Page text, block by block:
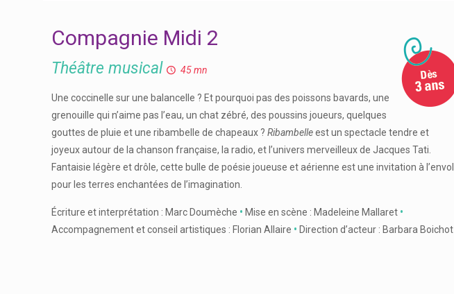
Compagnie Midi 2
Théâtre musical 45 mn
Une coccinelle sur une balancelle ? Et pourquoi pas des poissons bavards, une
grenouille qui n’aime pas l’eau, un chat zébré, des poussins joueurs, quelques
gouttes de pluie et une ribambelle de chapeaux ?Ribambelleest un spectacle tendre et
joyeux autour de la chanson française, la radio, et l’univers merveilleux de Jacques Tati.
Fantaisie légère et drôle, cette bulle de poésie joueuse et aérienne est une invitation à l’envol
pour les terres enchantées de l’imagination.
Écriture et interprétation : Marc Doumèche • Mise en scène : Madeleine Mallaret •
Accompagnement et conseil artistiques : Florian Allaire • Direction d’acteur : Barbara Boichot